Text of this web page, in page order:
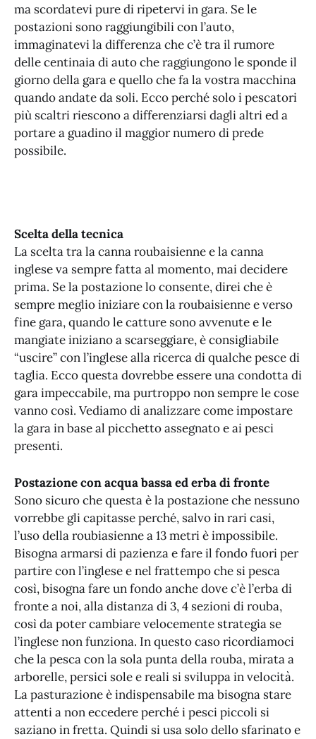
ma scordatevi pure di ripetervi in gara. Se le
postazioni sono raggiungibili con l’auto,
immaginatevi la differenza che c’è tra il rumore
delle centinaia di auto che raggiungono le sponde il
giorno della gara e quello che fa la vostra macchina
quando andate da soli. Ecco perché solo i pescatori
più scaltri riescono a differenziarsi dagli altri ed a
portare a guadino il maggior numero di prede
possibile.
Scelta della tecnica
La scelta tra la canna roubaisienne e la canna
inglese va sempre fatta al momento, mai decidere
prima. Se la postazione lo consente, direi che è
sempre meglio iniziare con la roubaisienne e verso
fine gara, quando le catture sono avvenute e le
mangiate iniziano a scarseggiare, è consigliabile
“uscire” con l’inglese alla ricerca di qualche pesce di
taglia. Ecco questa dovrebbe essere una condotta di
gara impeccabile, ma purtroppo non sempre le cose
vanno così. Vediamo di analizzare come impostare
la gara in base al picchetto assegnato e ai pesci
presenti.
Postazione con acqua bassa ed erba di fronte
Sono sicuro che questa è la postazione che nessuno
vorrebbe gli capitasse perché, salvo in rari casi,
l’uso della roubiasienne a 13 metri è impossibile.
Bisogna armarsi di pazienza e fare il fondo fuori per
partire con l’inglese e nel frattempo che si pesca
così, bisogna fare un fondo anche dove c’è l’erba di
fronte a noi, alla distanza di 3, 4 sezioni di rouba,
così da poter cambiare velocemente strategia se
l’inglese non funziona. In questo caso ricordiamoci
che la pesca con la sola punta della rouba, mirata a
arborelle, persici sole e reali si sviluppa in velocità.
La pasturazione è indispensabile ma bisogna stare
attenti a non eccedere perché i pesci piccoli si
saziano in fretta. Quindi si usa solo dello sfarinato e